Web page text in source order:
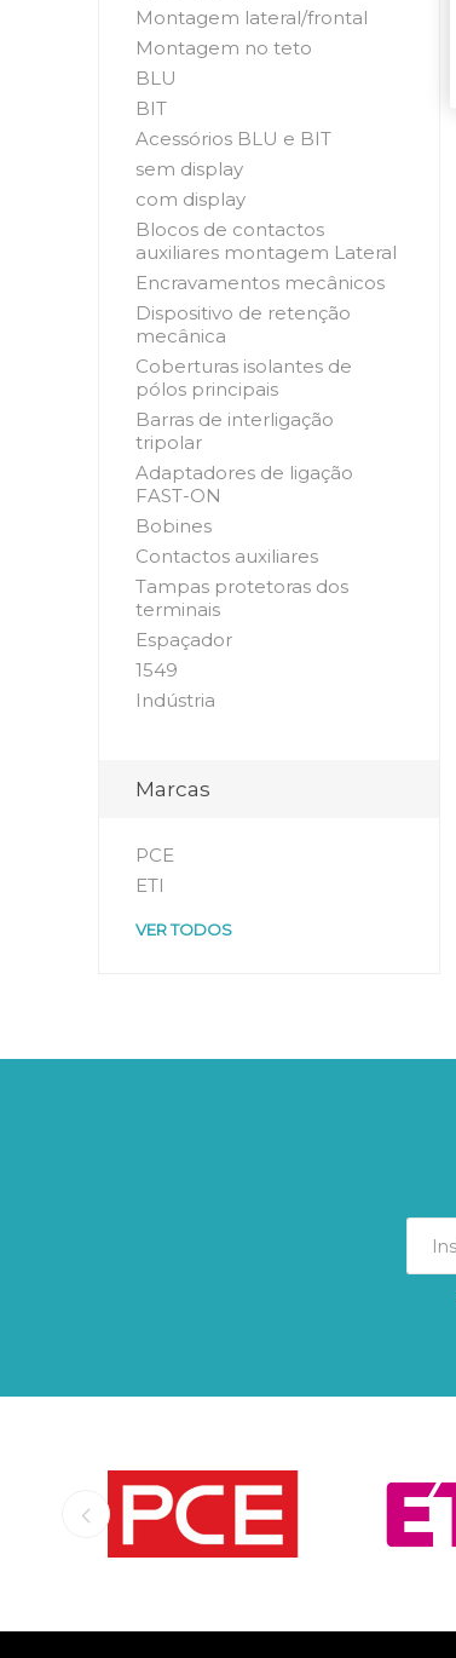
Montagem lateral/frontal
Montagem no teto
BLU
BIT
Acessórios BLU e BIT
sem display
com display
Blocos de contactos
auxiliares montagem Lateral
Encravamentos mecânicos
Dispositivo de retenção
mecânica
Coberturas isolantes de
pólos principais
Barras de interligação
tripolar
Adaptadores de ligação
FAST-ON
Bobines
Contactos auxiliares
Tampas protetoras dos
terminais
Espaçador
1549
Indústria
Marcas
PCE
ETI
VER TODOS